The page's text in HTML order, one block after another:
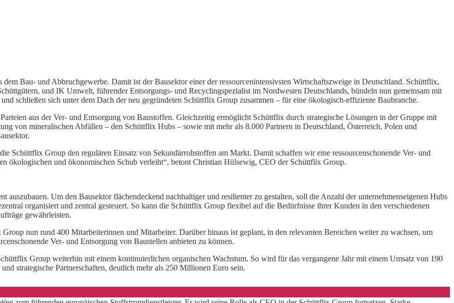
Bau- und Abbruchgewerbe. Damit ist der Bausektor einer der ressourcenintensivsten Wirtschaftszweige in Deutschland. Schüttflix,
und IK Umwelt, führender Entsorgungs- und Recyclingspezialist im Nordwesten Deutschlands, bündeln nun gemeinsam mit
schließen sich unter dem Dach der neu gegründeten Schüttflix Group zusammen – für eine ökologisch-effiziente Baubranche.
aus der Ver- und Entsorgung von Baustoffen. Gleichzeitig ermöglicht Schüttflix durch strategische Lösungen in der Gruppe mit
von mineralischen Abfällen – den Schüttflix Hubs – sowie mit mehr als 8.000 Partnern in Deutschland, Österreich, Polen und
Schüttflix Group den regulären Einsatz von Sekundärrohstoffen am Markt. Damit schaffen wir eine ressourcenschonende Ver- und
ökologischen und ökonomischen Schub verleiht“, betont Christian Hülsewig, CEO der Schüttflix Group.
Um den Bausektor flächendeckend nachhaltiger und resilienter zu gestalten, soll die Anzahl der unternehmenseigenen Hubs
organisiert und zentral gesteuert. So kann die Schüttflix Group flexibel auf die Bedürfnisse ihrer Kunden in den verschiedenen
gewährleisten.
nun rund 400 Mitarbeiterinnen und Mitarbeiter. Darüber hinaus ist geplant, in den relevanten Bereichen weiter zu wachsen, um
Ver- und Entsorgung von Baustellen anbieten zu können.
Group weiterhin mit einem kontinuierlichen organischen Wachstum. So wird für das vergangene Jahr mit einem Umsatz von 190
strategische Partnerschaften, deutlich mehr als 250 Millionen Euro sein.